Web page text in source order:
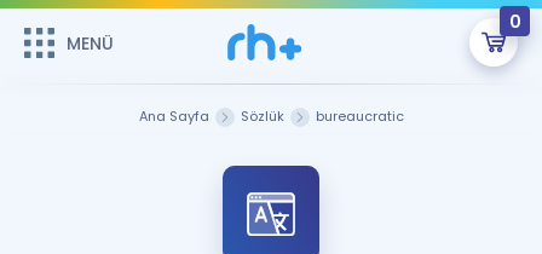
MENÜ
0
Sepetin Şu An Boş.
Remzi Hoca ile seni sınava hazırlayacak onlarca eğitim seni
bekliyor!
MENÜ
Ana Sayfa Sözlük bureaucratic